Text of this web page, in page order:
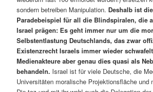
sondern betreiben Manipulation. Deshalb ist
Paradebeispiel für all die Blindspiralen, die
Israel prägen: Es geht immer nur um die
Selbstentlastung Deutschlands, das zwar
Existenzrecht Israels immer wieder
Medienakteure aber genau dies quasi als
behandeln. Israel ist für viele Deutsche, die
Universitäten moralische Projektionsfläche und